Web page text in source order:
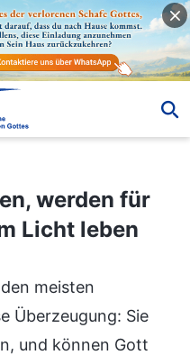
werden für
Licht leben
meisten
Überzeugung: Sie
und können Gott